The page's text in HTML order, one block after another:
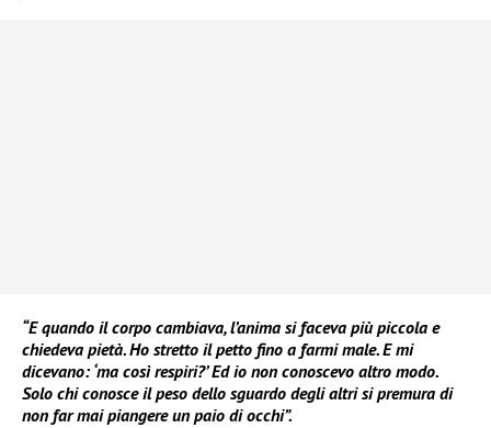
“E quando il corpo cambiava, l’anima si faceva più piccola e
chiedeva pietà. Ho stretto il petto fino a farmi male. E mi
dicevano: ‘ma così respiri?’ Ed io non conoscevo altro modo.
Solo chi conosce il peso dello sguardo degli altri si premura di
non far mai piangere un paio di occhi”.